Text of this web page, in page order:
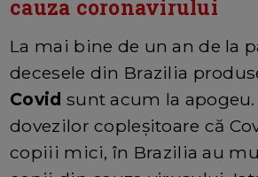
cauza coronavirului
La mai bine de un an de la
decesele din Brazilia
Covid sunt acum la
dovezilor copleșitoare că
copiii mici, în Brazilia au